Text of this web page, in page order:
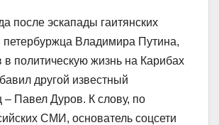
после эскапады гаитянских
петербуржца Владимира Путина,
политическую жизнь на Карибах
другой известный
– Павел Дуров. К слову, по
СМИ, основатель соцсети